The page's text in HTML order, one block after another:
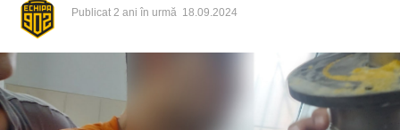
Publicat 2 ani în urmă 18.09.2024